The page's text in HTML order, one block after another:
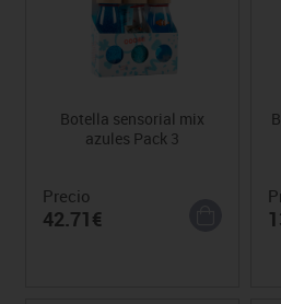
Botella sensorial mix
azules Pack 3
Precio
42.71€